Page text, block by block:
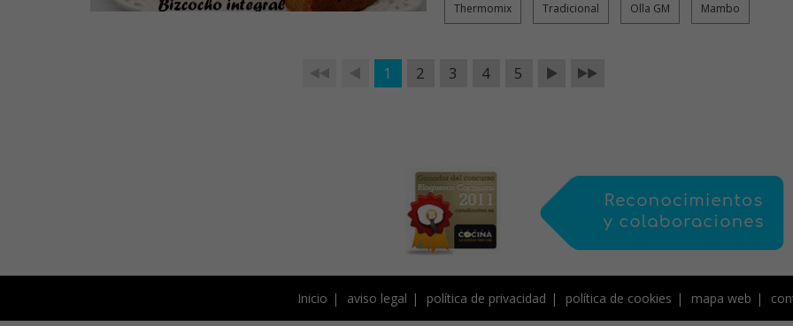
Thermomix Tradicional Olla GM Mambo
1 2 3 4 5
Inicio aviso legal política de privacidad política de cookies mapa web